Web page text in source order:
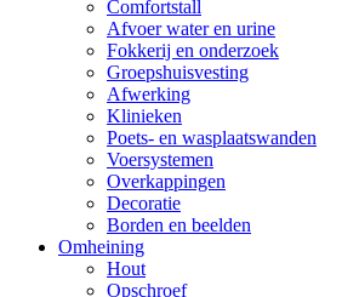
Comfortstall
Afvoer water en urine
Fokkerij en onderzoek
Groepshuisvesting
Afwerking
Klinieken
Poets- en wasplaatswanden
Voersystemen
Overkappingen
Decoratie
Borden en beelden
Omheining
Hout
Opschroef